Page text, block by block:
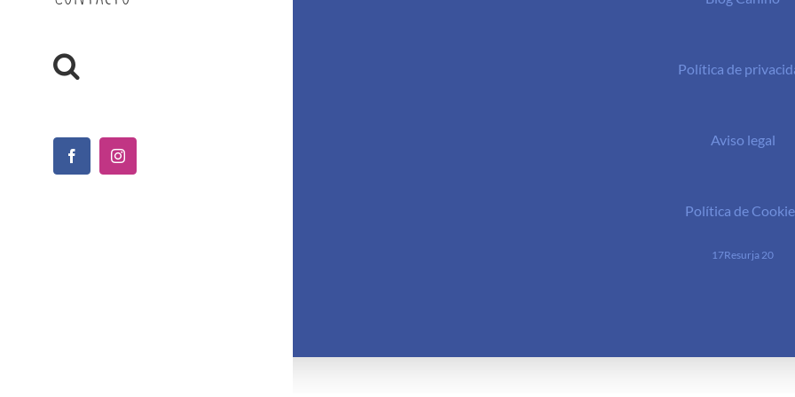
FacebookInstagram
Política de
Aviso legal
Política de
17Resurja 20